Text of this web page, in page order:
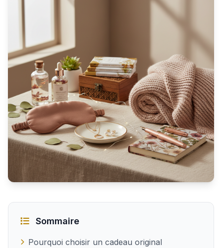
Sommaire
Pourquoi choisir un cadeau original